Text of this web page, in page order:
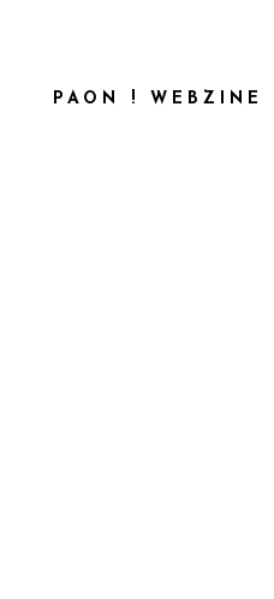
PAON ! WEBZINE